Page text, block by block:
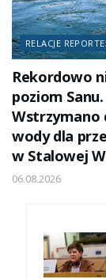
RELACJE
Rekordowo
poziom Sanu.
Wstrzymano
wody dla
w Stalowej
06.08.2026